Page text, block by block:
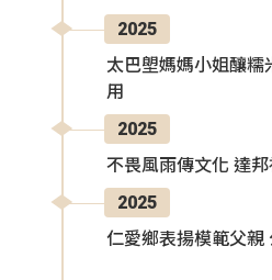
2025
太巴塱媽媽小姐釀
用
2025
不畏風雨傳文化 達
2025
仁愛鄉表揚模範父親